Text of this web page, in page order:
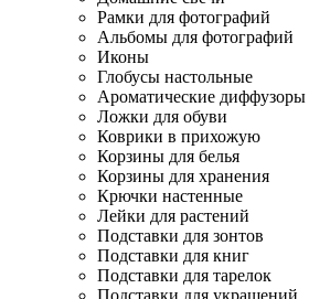
Рамки для фотографий
Альбомы для фотографий
Иконы
Глобусы настольные
Ароматические диффузоры
Ложки для обуви
Коврики в прихожую
Корзины для белья
Корзины для хранения
Крючки настенные
Лейки для растений
Подставки для зонтов
Подставки для книг
Подставки для тарелок
Подставки для украшений